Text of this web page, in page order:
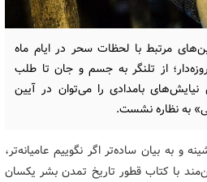
مرتبط با لحظات سحر در ایام ماه
از تلنگر به جسم و جان تا طلب
بامدادی را می‌توان در آیین
به نظاره نشست.
و به بیان ساده‌تر اگر نگوییم عامیانه‌تر،
با کتاب قطور تاریخ تمدن بشر یکسان